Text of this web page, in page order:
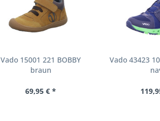
Vado 15001 221 BOBBY
braun
69,95 € *
Vado 43423